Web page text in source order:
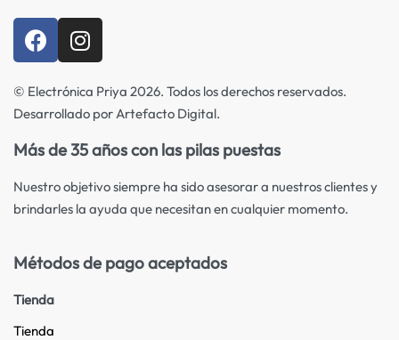
© Electrónica Priya 2026. Todos los derechos reservados.
Desarrollado por Artefacto Digital.
Más de 35 años con las pilas puestas
Nuestro objetivo siempre ha sido asesorar a nuestros clientes y
brindarles la ayuda que necesitan en cualquier momento.
Métodos de pago aceptados
Tienda
Tienda